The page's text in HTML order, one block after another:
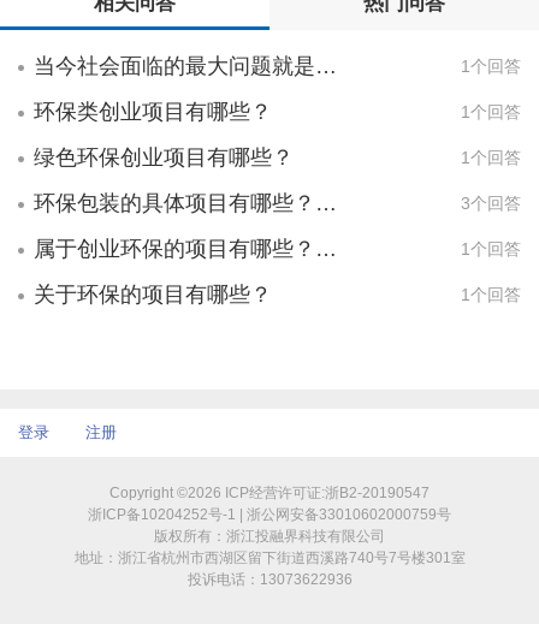
家具可以一代代传承下去。但今天，家具往
年之后就被丢到垃圾堆里。环保设计师利用
可持续发展的再生材料来制作家具——那些
曾经被当作垃圾丢弃的材料。位于美国弗吉
尼亚州的PeterDanko设计工作室就选择再生
有实木家具的15%.如果你有艺术天赋，环保
家具设计的发展潜力就很大。到处都是可用
塑料可以变成新椅子。希望我的回答对你有
当今社会面临的最大问题就是环境污染，保护环境，刻不容缓，保护环境从我做起，环保项目有哪些？ 1个回答
环保类创业项目有哪些？ 1个回答
绿色环保创业项目有哪些？ 1个回答
环保包装的具体项目有哪些？能赚钱吗？ 3个回答
属于创业环保的项目有哪些？环保创业做什么最好？ 1个回答
关于环保的项目有哪些？ 1个回答
登录 注册
Copyright ©2026 ICP经营许可证:浙B2-20190547
浙ICP备10204252号-1 | 浙公网安备33010602000759号
版权所有：浙江投融界科技有限公司
地址：浙江省杭州市西湖区留下街道西溪路740号7号楼301室
投诉电话：13073622936